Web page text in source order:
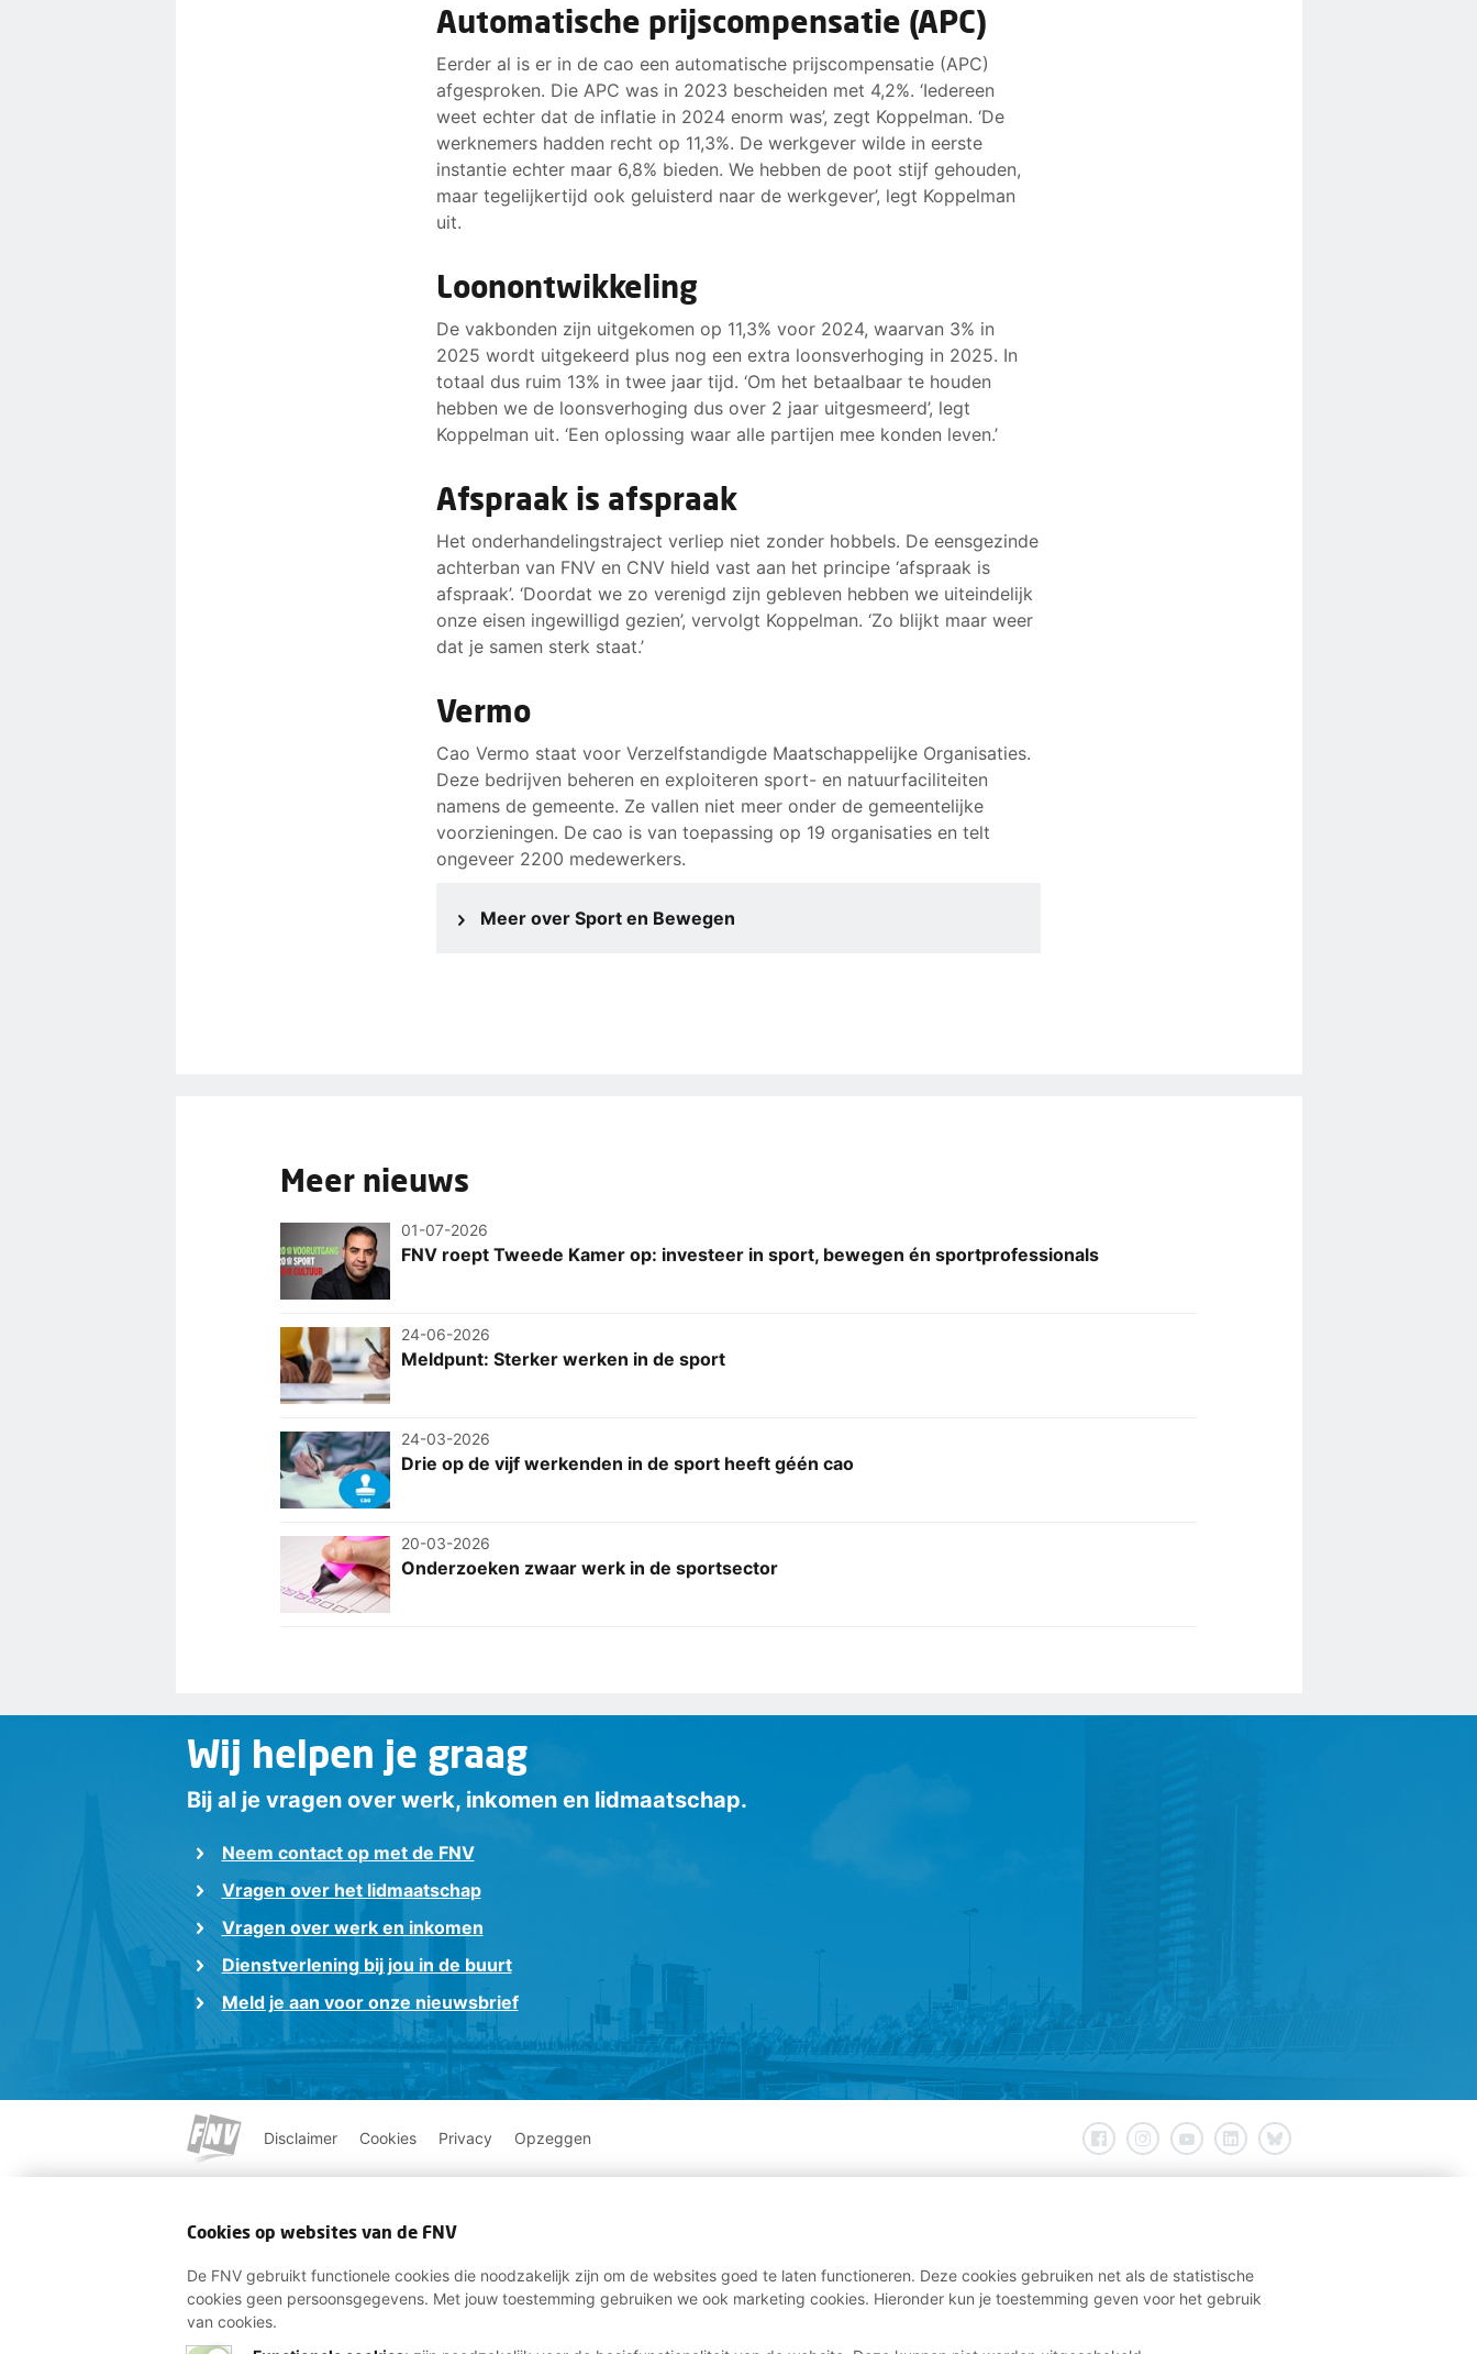
Automatische prijscompensatie (APC)
Eerder al is er in de cao een automatische prijscompensatie (APC)
afgesproken. Die APC was in 2023 bescheiden met 4,2%. ‘Iedereen
weet echter dat de inflatie in 2024 enorm was’, zegt Koppelman. ‘De
werknemers hadden recht op 11,3%. De werkgever wilde in eerste
instantie echter maar 6,8% bieden. We hebben de poot stijf gehouden,
maar tegelijkertijd ook geluisterd naar de werkgever’, legt Koppelman
uit.
Loonontwikkeling
De vakbonden zijn uitgekomen op 11,3% voor 2024, waarvan 3% in
2025 wordt uitgekeerd plus nog een extra loonsverhoging in 2025. In
totaal dus ruim 13% in twee jaar tijd. ‘Om het betaalbaar te houden
hebben we de loonsverhoging dus over 2 jaar uitgesmeerd’, legt
Koppelman uit. ‘Een oplossing waar alle partijen mee konden leven.’
Afspraak is afspraak
Het onderhandelingstraject verliep niet zonder hobbels. De eensgezinde
achterban van FNV en CNV hield vast aan het principe ‘afspraak is
afspraak’. ‘Doordat we zo verenigd zijn gebleven hebben we uiteindelijk
onze eisen ingewilligd gezien’, vervolgt Koppelman. ‘Zo blijkt maar weer
dat je samen sterk staat.’
Vermo
Cao Vermo staat voor Verzelfstandigde Maatschappelijke Organisaties.
Deze bedrijven beheren en exploiteren sport- en natuurfaciliteiten
namens de gemeente. Ze vallen niet meer onder de gemeentelijke
voorzieningen. De cao is van toepassing op 19 organisaties en telt
ongeveer 2200 medewerkers.
Meer over Sport en Bewegen
Meer nieuws
01-07-2026
FNV roept Tweede Kamer op: investeer in sport, bewegen én sportprofessionals
24-06-2026
Meldpunt: Sterker werken in de sport
24-03-2026
Drie op de vijf werkenden in de sport heeft géén cao
20-03-2026
Onderzoeken zwaar werk in de sportsector
Wij helpen je graag
Bij al je vragen over werk, inkomen en lidmaatschap.
Neem contact op met de FNV
Vragen over het lidmaatschap
Vragen over werk en inkomen
Dienstverlening bij jou in de buurt
Meld je aan voor onze nieuwsbrief
Disclaimer Cookies Privacy Opzeggen
Cookies op websites van de FNV
De FNV gebruikt functionele cookies die noodzakelijk zijn om de websites goed te laten functioneren. Deze cookies gebruiken net als de statistische
cookies geen persoonsgegevens. Met jouw toestemming gebruiken we ook marketing cookies. Hieronder kun je toestemming geven voor het gebruik
van cookies.